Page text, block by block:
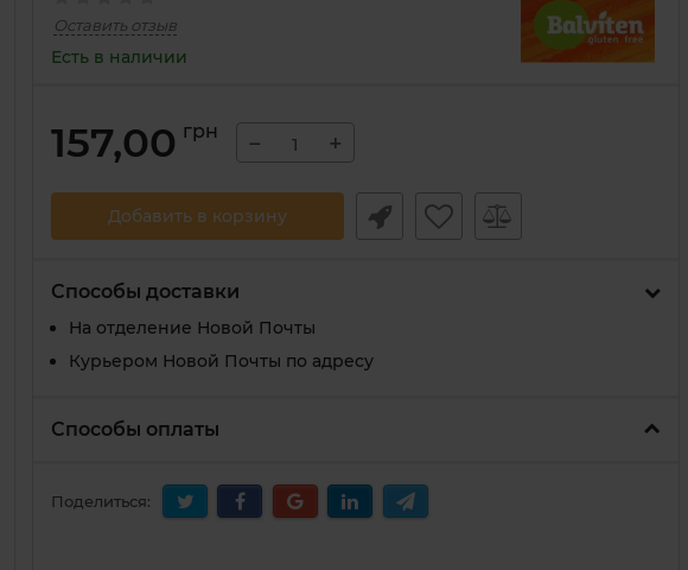
Оставить отзыв
Есть в наличии
157,00 грн − +
Добавить в корзину
Способы доставки
На отделение Новой Почты
Курьером Новой Почты по адресу
Способы оплаты
Поделиться: